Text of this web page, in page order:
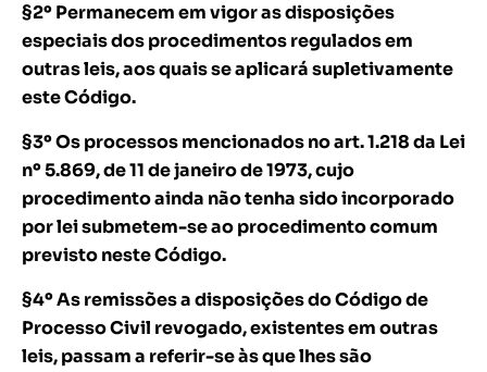
§2º Permanecem em vigor as disposições
especiais dos procedimentos regulados em
outras leis, aos quais se aplicará supletivamente
este Código.
§3º Os processos mencionados no art. 1.218 da Lei
nº 5.869, de 11 de janeiro de 1973, cujo
procedimento ainda não tenha sido incorporado
por lei submetem-se ao procedimento comum
previsto neste Código.
§4º As remissões a disposições do Código de
Processo Civil revogado, existentes em outras
leis, passam a referir-se às que lhes são